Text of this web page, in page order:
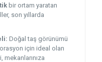
bir ortam yaratan
son yıllarda
Doğal taş görünümü
için ideal olan